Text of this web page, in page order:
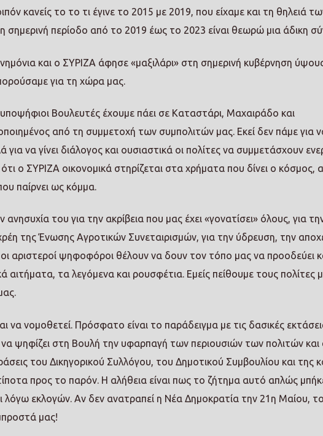
κανείς το το τι έγινε το 2015 με 2019, που είχαμε και τη θηλειά
σημερινή περίοδο από το 2019 έως το 2023 είναι θεωρώ μια άδικη
και ο ΣΥΡΙΖΑ άφησε «μαξιλάρι» στη σημερινή κυβέρνηση
για τη χώρα μας.
υποψήφιοι Βουλευτές έχουμε πάει σε Καταστάρι, Μαχαιράδο και
από τη συμμετοχή των συμπολιτών μας. Εκεί δεν πάμε για
να γίνει διάλογος και ουσιαστικά οι πολίτες να συμμετάσχουν
ο ΣΥΡΙΖΑ οικονομικά στηρίζεται στα χρήματα που δίνει ο κόσμος,
παίρνει ως κόμμα.
του για την ακρίβεια που μας έχει «γονατίσει» όλους, για
της Ένωσης Αγροτικών Συνεταιρισμών, για την ύδρευση, την
αριστεροί ψηφοφόροι θέλουν να δουν τον τόπο μας να προοδεύει
αιτήματα, τα λεγόμενα και ρουσφέτια. Εμείς πείθουμε τους πολίτες
να νομοθετεί. Πρόσφατο είναι το παράδειγμα με τις δασικές
ψηφίζει στη Βουλή την υφαρπαγή των περιουσιών των πολιτών και
του Δικηγορικού Συλλόγου, του Δημοτικού Συμβουλίου και της
προς το παρόν. Η αλήθεια είναι πως το ζήτημα αυτό απλώς
λόγω εκλογών. Αν δεν ανατραπεί η Νέα Δημοκρατία την 21η Μαίου,
μας!